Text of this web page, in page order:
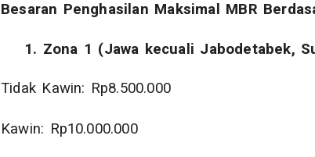
Besaran Penghasilan Maksimal MBR
1. Zona 1 (Jawa kecuali Jabodetabek,
Tidak Kawin: Rp8.500.000
Kawin: Rp10.000.000